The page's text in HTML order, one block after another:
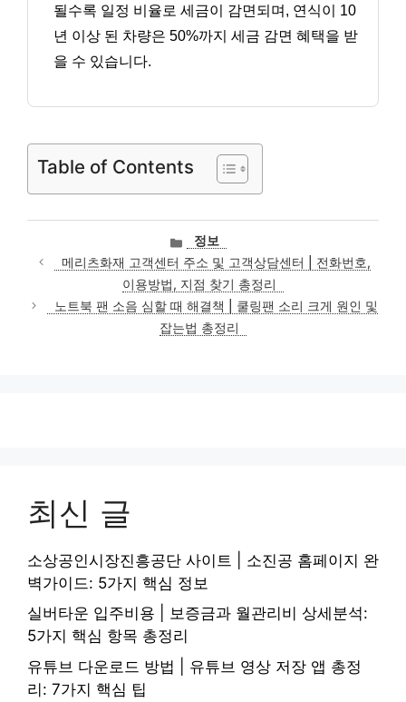
될수록 일정 비율로 세금이 감면되며, 연식이 10
년 이상 된 차량은 50%까지 세금 감면 혜택을 받
을 수 있습니다.
Table of Contents
카
테
고
리
정보
메리츠화재 고객센터 주소 및 고객상담센터 | 전화번호,
이용방법, 지점 찾기 총정리
노트북 팬 소음 심할 때 해결책 | 쿨링팬 소리 크게 원인 및
잡는법 총정리
최신 글
소상공인시장진흥공단 사이트 | 소진공 홈페이지 완
벽가이드: 5가지 핵심 정보
실버타운 입주비용 | 보증금과 월관리비 상세분석:
5가지 핵심 항목 총정리
유튜브 다운로드 방법 | 유튜브 영상 저장 앱 총정
리: 7가지 핵심 팁